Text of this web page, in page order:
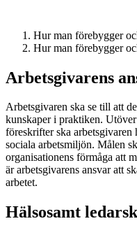
Hur man förebygger
Hur man förebygger
Arbetsgivarens
Arbetsgivaren ska se till att
kunskaper i praktiken.
föreskrifter ska
sociala arbetsmiljön. Målen
organisationens förmåga att
är arbetsgivarens ansvar att
arbetet.
Hälsosamt